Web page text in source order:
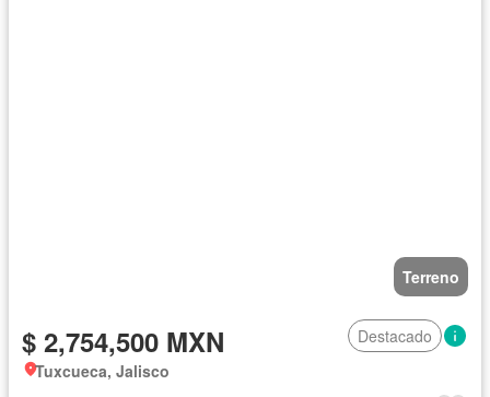
Terreno
$ 2,754,500 MXN
Destacado
Tuxcueca, Jalisco